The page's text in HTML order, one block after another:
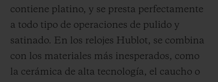
contiene platino, y se presta perfectamente
a todo tipo de operaciones de pulido y
satinado. En los relojes Hublot, se combina
con los materiales más inesperados, como
la cerámica de alta tecnología, el caucho o